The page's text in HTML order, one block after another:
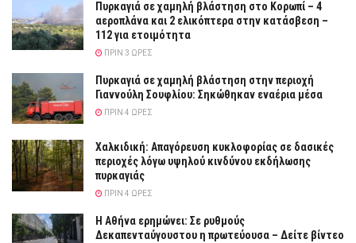
Πυρκαγιά σε χαμηλή βλάστηση στο Κορωπί – 4
αεροπλάνα και 2 ελικόπτερα στην κατάσβεση –
112 για ετοιμότητα
ΠΡΙΝ 3 ΏΡΕΣ
Πυρκαγιά σε χαμηλή βλάστηση στην περιοχή
Γιαννούλη Σουφλίου: Σηκώθηκαν εναέρια μέσα
ΠΡΙΝ 4 ΏΡΕΣ
Χαλκιδική: Απαγόρευση κυκλοφορίας σε δασικές
περιοχές λόγω υψηλού κινδύνου εκδήλωσης
πυρκαγιάς
ΠΡΙΝ 4 ΏΡΕΣ
Η Αθήνα ερημώνει: Σε ρυθμούς
Δεκαπενταύγουστου η πρωτεύουσα – Δείτε βίντεο